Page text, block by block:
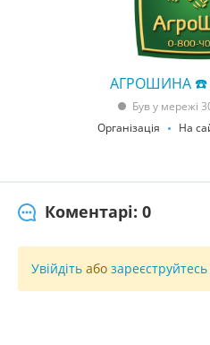
АГРОШИНА ☎️
Був у мережі
Організація
На
Коментарі: 0
Увійдіть або зареєструйтесь